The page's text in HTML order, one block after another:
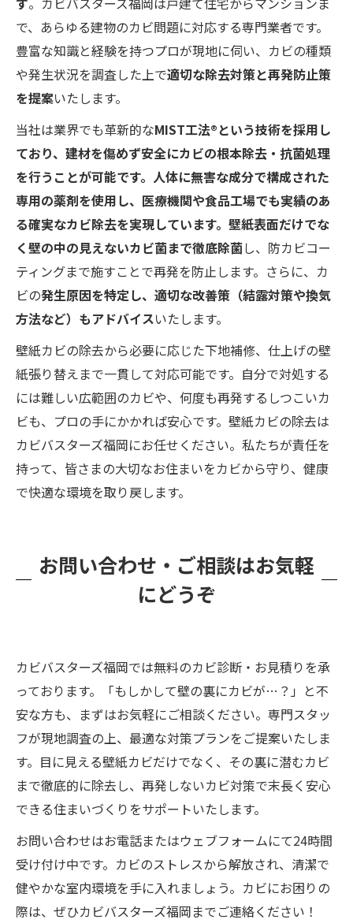
で、あらゆる建物のカビ問題に対応する専門業者です。
豊富な知識と経験を持つプロが現地に伺い、カビの種類
や発生状況を調査した上で適切な除去対策と再発防止策
を提案いたします。
当社は業界でも革新的なMIST工法®という技術を採用し
ており、建材を傷めず安全にカビの根本除去・抗菌処理
を行うことが可能です。人体に無害な成分で構成された
専用の薬剤を使用し、医療機関や食品工場でも実績のあ
る確実なカビ除去を実現しています。壁紙表面だけでな
く壁の中の見えないカビ菌まで徹底除菌し、防カビコー
ティングまで施すことで再発を防止します。さらに、カ
ビの発生原因を特定し、適切な改善策（結露対策や換気
方法など）もアドバイスいたします。
壁紙カビの除去から必要に応じた下地補修、仕上げの壁
紙張り替えまで一貫して対応可能です。自分で対処する
には難しい広範囲のカビや、何度も再発するしつこいカ
ビも、プロの手にかかれば安心です。壁紙カビの除去は
カビバスターズ福岡にお任せください。私たちが責任を
持って、皆さまの大切なお住まいをカビから守り、健康
で快適な環境を取り戻します。
お問い合わせ・ご相談はお気軽
にどうぞ
カビバスターズ福岡では無料のカビ診断・お見積りを承
っております。「もしかして壁の裏にカビが…？」と不
安な方も、まずはお気軽にご相談ください。専門スタッ
フが現地調査の上、最適な対策プランをご提案いたしま
す。目に見える壁紙カビだけでなく、その裏に潜むカビ
まで徹底的に除去し、再発しないカビ対策で末長く安心
できる住まいづくりをサポートいたします。
お問い合わせはお電話またはウェブフォームにて24時間
受け付け中です。カビのストレスから解放され、清潔で
健やかな室内環境を手に入れましょう。カビにお困りの
際は、ぜひカビバスターズ福岡までご連絡ください！